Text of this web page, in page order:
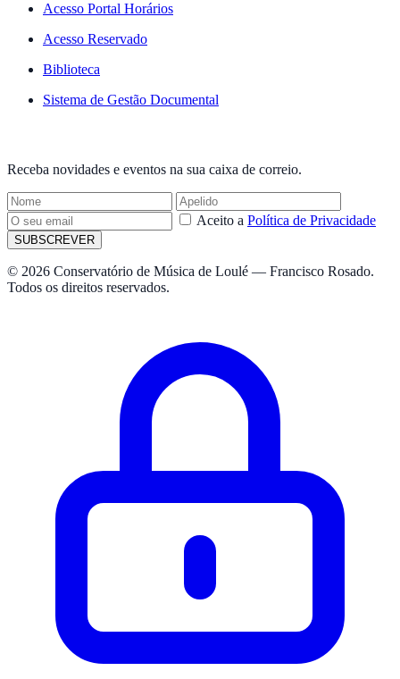
Acesso Portal Horários
Acesso Reservado
Biblioteca
Sistema de Gestão Documental
Receba novidades e eventos na sua caixa de correio.
Aceito a Política de Privacidade
SUBSCREVER
© 2026 Conservatório de Música de Loulé — Francisco Rosado.
Todos os direitos reservados.